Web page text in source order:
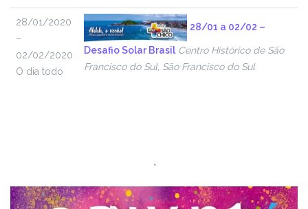
28/01/2020
–
02/02/2020
O dia todo
28/01 a 02/02 –
Desafio Solar Brasil Centro Histórico de São
Francisco do Sul, São Francisco do Sul